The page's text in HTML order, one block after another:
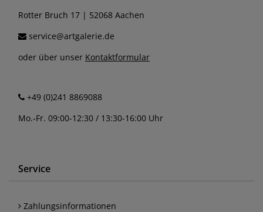
Rotter Bruch 17 | 52068 Aachen
service@artgalerie.de
oder über unser Kontaktformular
+49 (0)241 8869088
Mo.-Fr. 09:00-12:30 / 13:30-16:00 Uhr
Service
Zahlungsinformationen